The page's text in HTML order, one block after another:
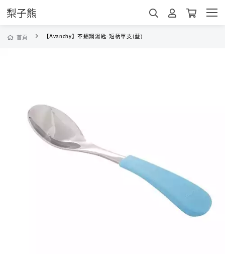
梨子熊
首頁 【Avanchy】不鏽鋼湯匙-短柄單支(藍)